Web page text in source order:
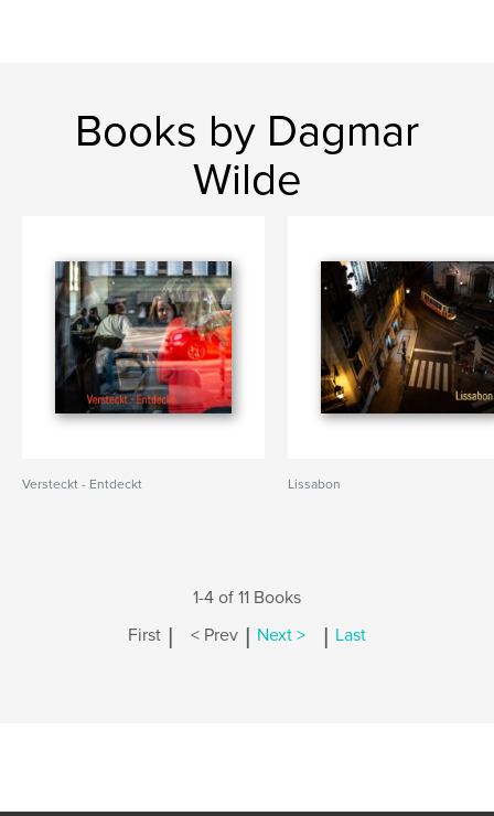
Books by Dagmar
Wilde
Versteckt - Entdeckt Lissabon
1-4 of 11 Books
First | < Prev | Next > | Last